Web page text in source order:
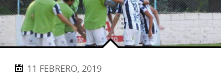
11 FEBRERO, 2019